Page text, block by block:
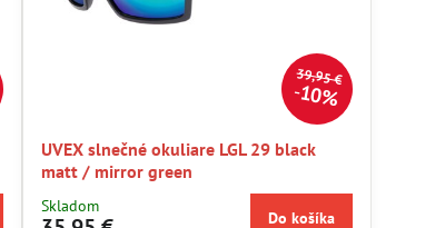
39,95 €
10%
UVEX slnečné okuliare LGL 29 black
matt / mirror green
Skladom
Do košíka